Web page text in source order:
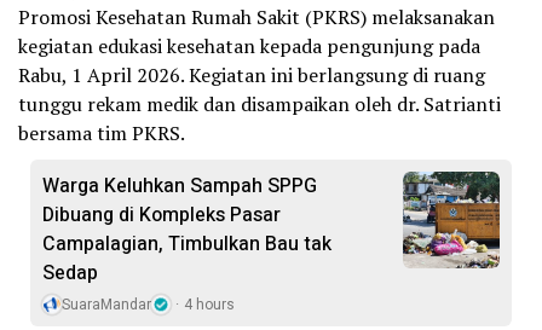
Promosi Kesehatan Rumah Sakit (PKRS) melaksanakan
kegiatan edukasi kesehatan kepada pengunjung pada
Rabu, 1 April 2026. Kegiatan ini berlangsung di ruang
tunggu rekam medik dan disampaikan oleh dr. Satrianti
bersama tim PKRS.
Warga Keluhkan Sampah SPPG
Dibuang di Kompleks Pasar
Campalagian, Timbulkan Bau tak
Sedap
SuaraMandar 4 hours